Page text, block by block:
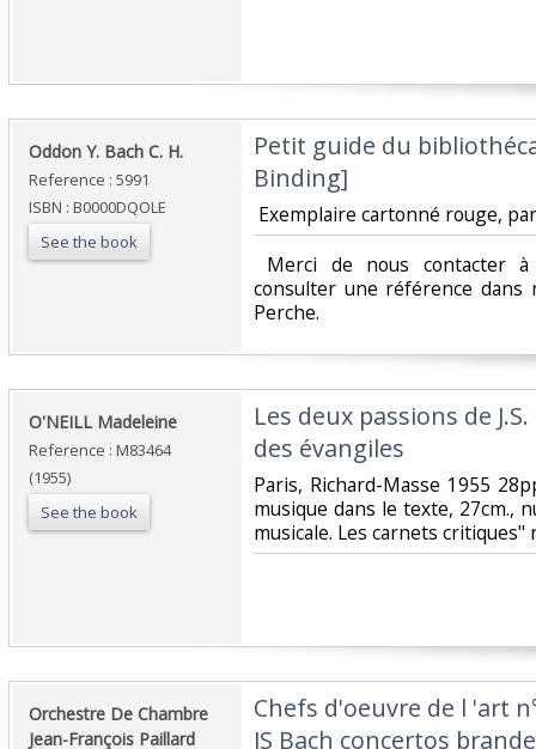
‎Oddon Y. Bach C. H. ‎
Reference : 5991
ISBN : B0000DQOLE
See the book
‎Petit guide du
Binding]‎
Exemplaire cartonné rouge,
Merci de nous contacter
consulter une référence dans
Perche.‎
‎O'NEILL Madeleine‎
Reference : M83464
(1955)
See the book
‎Les deux passions de
des évangiles‎
‎Paris, Richard-Masse 1955
musique dans le texte, 27cm.,
musicale. Les carnets
‎Orchestre De Chambre
Jean-François Paillard
‎Chefs d'oeuvre de l 'art
JS Bach concertos